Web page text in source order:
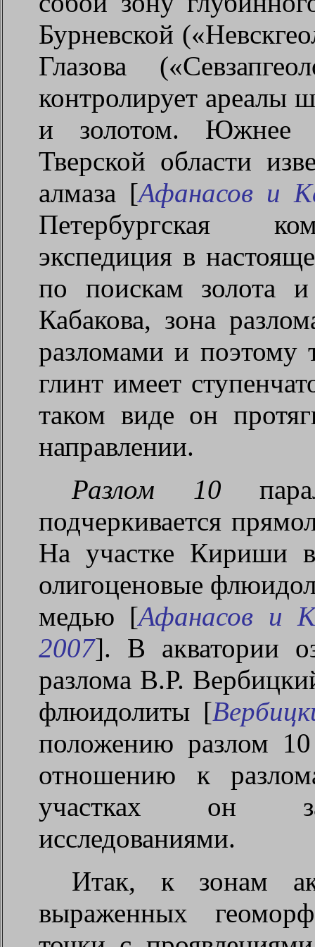
Бурневской
Глазова
контролирует ареалы
и золотом. Южнее
Тверской области
алмаза [Афанасов и
Петербургская
экспедиция в
по поискам золота
Кабакова, зона
разломами и поэтому
глинт имеет
таком виде он
направлении.
Разлом 10
подчеркивается
На участке Кириши
олигоценовые
медью [Афанасов и
2007]. В акватории
разлома В.Р.
флюидолиты [
положению разлом
отношению к
участках он
исследованиями.
Итак, к зонам
выраженных